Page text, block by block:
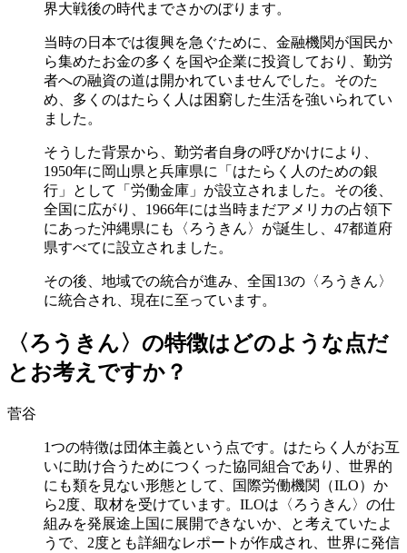
界大戦後の時代までさかのぼります。
当時の日本では復興を急ぐために、金融機関が国民か
ら集めたお金の多くを国や企業に投資しており、 勤労
者への融資の道は開かれていませんでした。そのた
め、多くのはたらく人は困窮した生活を強いられてい
ました。
そうした背景から、勤労者自身の呼びかけにより、
1950年に岡山県と兵庫県に「はたらく人のための銀
行」として「労働金庫」が設立されました。その後、
全国に広がり、1966年には当時まだアメリカの占領下
にあった沖縄県にも〈ろうきん〉が誕生し、47都道府
県すべてに設立されました。
その後、地域での統合が進み、全国13の〈ろうきん〉
に統合され、現在に至っています。
〈ろうきん〉の特徴はどのような点だ
とお考えですか？
菅谷
1つの特徴は団体主義という点です。はたらく人がお互
いに助け合うためにつくった協同組合であり、世界的
にも類を見ない形態として、国際労働機関（ILO）か
ら2度、取材を受けています。 ILOは〈ろうきん〉の仕
組みを発展途上国に展開できないか、と考えていたよ
うで、2度とも詳細なレポートが作成され、世界に発信